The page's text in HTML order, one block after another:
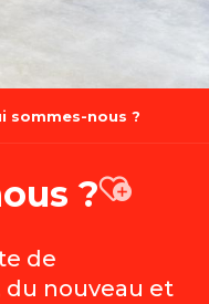
sommes-nous ?
?Ajouter
de
du nouveau et